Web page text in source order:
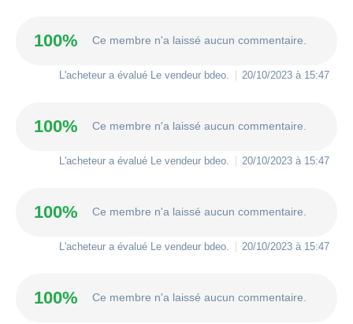
100% Ce membre n'a laissé aucun commentaire.
L'acheteur a évalué Le vendeur bdeo 20/10/2023 à 15:47
100% Ce membre n'a laissé aucun commentaire.
L'acheteur a évalué Le vendeur bdeo 20/10/2023 à 15:47
100% Ce membre n'a laissé aucun commentaire.
L'acheteur a évalué Le vendeur bdeo 20/10/2023 à 15:47
100% Ce membre n'a laissé aucun commentaire.